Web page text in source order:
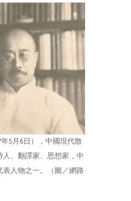
年5月6日），中國現代散
、翻譯家、思想家，中
表人物之一。（圖／網路